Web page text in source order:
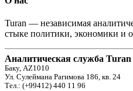
Turan — независимая
стыке политики, экономики и
Аналитическая служба Turan
Баку, AZ1010
Ул. Сулеймана Рагимова 186, кв. 24
Тел.: (+99412) 440 11 96